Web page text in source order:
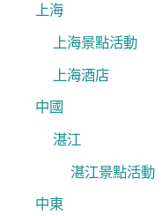
上海
上海景點活動
上海酒店
中國
湛江
湛江景點活動
中東